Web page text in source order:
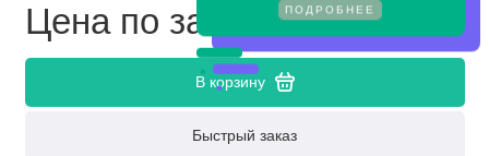
ПОДРОБНЕЕ
Цена по запросу
В корзину
Быстрый заказ